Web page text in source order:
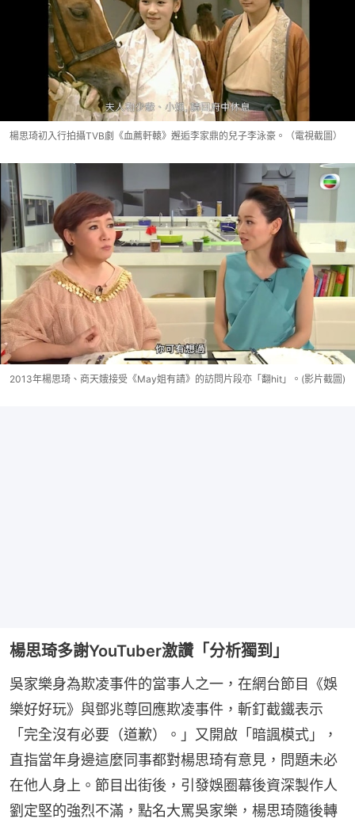
楊思琦初入行拍攝TVB劇《血薦軒轅》邂逅李家鼎的兒子李泳豪。（電視截圖）
2013年楊思琦、商天娥接受《May姐有請》的訪問片段亦「翻hit」。(影片截圖)
楊思琦多謝YouTuber激讚「分析獨到」
吳家樂身為欺凌事件的當事人之一，在網台節目《娛
樂好好玩》與鄧兆尊回應欺凌事件，斬釘截鐵表示
「完全沒有必要（道歉）。」又開啟「暗諷模式」，
直指當年身邊這麼同事都對楊思琦有意見，問題未必
在他人身上。節目出街後，引發娛圈幕後資深製作人
劉定堅的強烈不滿，點名大罵吳家樂，楊思琦隨後轉